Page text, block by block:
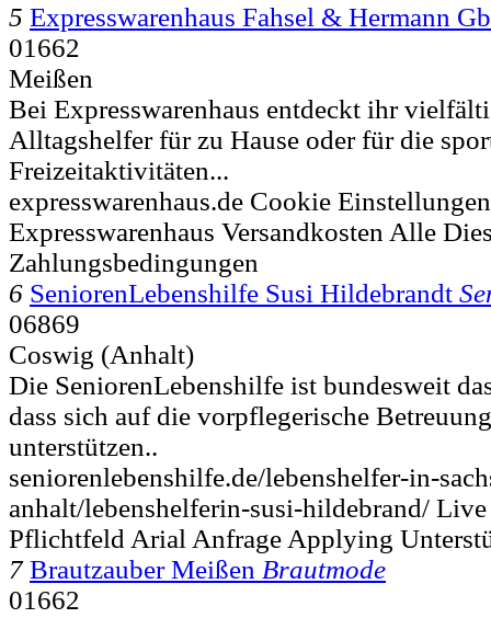
5 Expresswarenhaus Fahsel & Hermann
01662
Meißen
Bei Expresswarenhaus entdeckt ihr
Alltagshelfer für zu Hause oder für die
Freizeitaktivitäten...
expresswarenhaus.de Cookie
Expresswarenhaus Versandkosten Alle
Zahlungsbedingungen
6 SeniorenLebenshilfe Susi Hildebrandt
06869
Coswig (Anhalt)
Die SeniorenLebenshilfe ist bundesweit
dass sich auf die vorpflegerische
unterstützen..
seniorenlebenshilfe.de/lebenshelfer-in-
anhalt/lebenshelferin-susi-hildebrand/
Pflichtfeld Arial Anfrage Applying
7 Brautzauber Meißen Brautmode
01662